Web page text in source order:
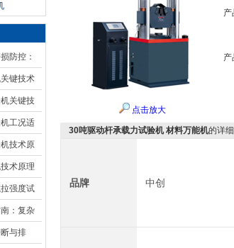
防控：
用性优
键技术
关键技
工况适
技术原
术原理
强度试
：复杂
与排
点击放大
产
产
30吨驱动杆承载力试验机 材料万能机的详
品牌 中创